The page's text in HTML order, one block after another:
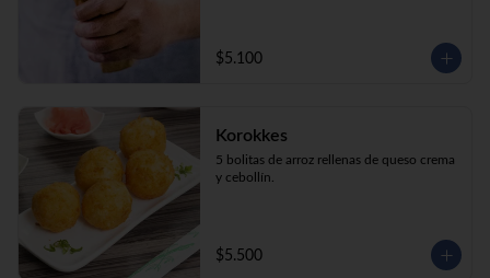
$5.100
Korokkes
5 bolitas de arroz rellenas de queso crema
y cebollín.
$5.500